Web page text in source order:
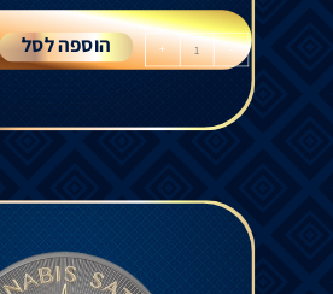
-
+ הוספה לסל